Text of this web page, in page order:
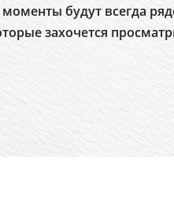
будут всегда
захочется